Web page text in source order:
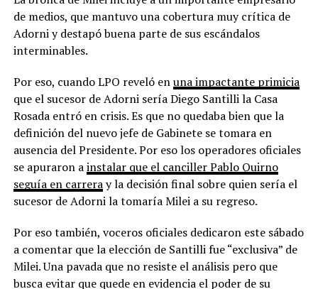
de medios, que mantuvo una cobertura muy crítica de
Adorni y destapó buena parte de sus escándalos
interminables.
Por eso, cuando LPO reveló enuna impactante primicia
que el sucesor de Adorni sería Diego Santilli la Casa
Rosada entró en crisis. Es que no quedaba bien que la
definición del nuevo jefe de Gabinete se tomara en
ausencia del Presidente. Por eso los operadores oficiales
se apuraron ainstalar que el canciller Pablo Quirno
seguía en carreray la decisión final sobre quien sería el
sucesor de Adorni la tomaría Milei a su regreso.
Por eso también, voceros oficiales dedicaron este sábado
a comentar que la elección de Santilli fue “exclusiva” de
Milei. Una pavada que no resiste el análisis pero que
busca evitar que quede en evidencia el poder de su